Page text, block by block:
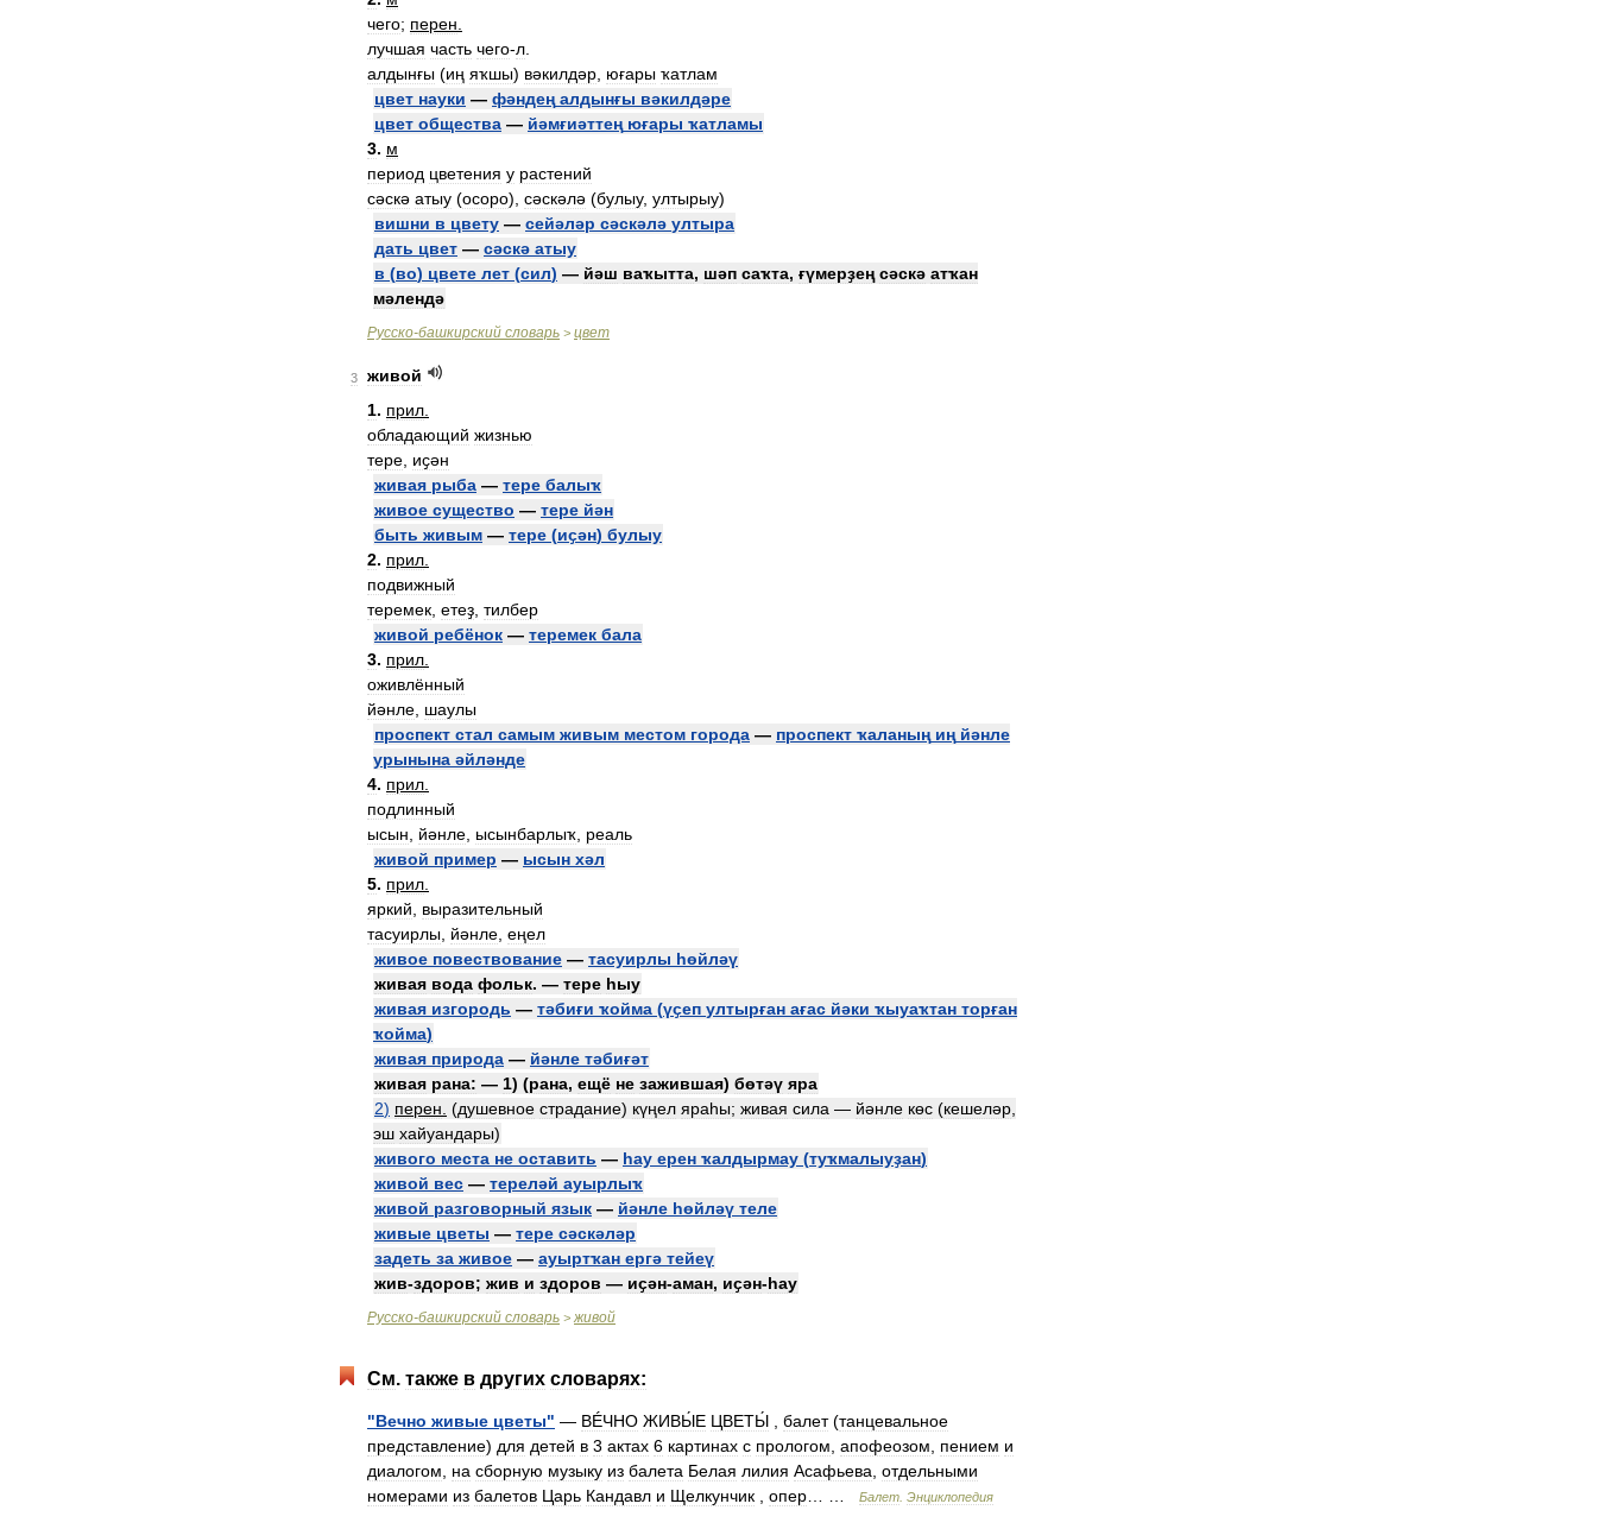
чего; перен
лучшая часть чего-л
алдынғы (иң яҡшы) вәкилдәр юғары ҡатлам
цвет науки — фәндең алдынғы вәкилдәре
цвет общества — йәмғиәттең юғары ҡатламы
3. м
период цветения у растений
сәскә атыу (осоро), сәскәлә (булыу, ултырыу)
вишни в цвету — сейәләр сәскәлә ултыра
дать цвет — сәскә атыу
в (во) цвете лет (сил) — йәш ваҡытта, шәп саҡта, ғүмерҙең сәскә атҡан
мәлендә
Русско-башкирский словарь > цвет
3
живой
1. прил
обладающий жизнью
тере иҫән
живая рыба — тере балыҡ
живое существо — тере йән
быть живым — тере (иҫән) булыу
2. прил
подвижный
теремек етеҙ тилбер
живой ребёнок — теремек бала
3. прил
оживлённый
йәнле шаулы
проспект стал самым живым местом города — проспект ҡаланың иң йәнле
урынына әйләнде
4. прил
подлинный
ысын
йәнле ысынбарлыҡ реаль
живой пример — ысын хәл
5. прил
яркий
выразительный
тасуирлы йәнле еңел
живое повествование — тасуирлы һөйләү
живая вода фольк. — тере һыу
живая изгородь — тәбиғи ҡойма (үҫеп ултырған ағас йәки ҡыуаҡтан торған
ҡойма)
живая природа — йәнле тәбиғәт
живая рана: — 1) (рана, ещё не зажившая) бөтәү яра
2) перен (душевное страдание) күңел яраһы; живая сила — йәнле көс (кешеләр
эш хайуандары)
живого места не оставить — һау ерен ҡалдырмау (туҡмалыуҙан)
живой вес — тереләй ауырлыҡ
живой разговорный язык — йәнле һөйләү теле
живые цветы — тере сәскәләр
задеть за живое — ауыртҡан ергә тейеү
жив-здоров; жив и здоров — иҫән-аман, иҫән-һау
Русско-башкирский словарь > живой
См. также в других словарях:
"Вечно живые цветы" — ВÉЧНО ЖИВЫ́Е ЦВЕТЫ́ балет(танцевальное
представление) для детей в 3 актах 6 картинах с прологом апофеозом пением и
диалогом
на сборную музыку из балета Белая лилия Асафьева отдельными
номерами из балетов Царь Кандавл и Щелкунчик опер Балет Энциклопедия